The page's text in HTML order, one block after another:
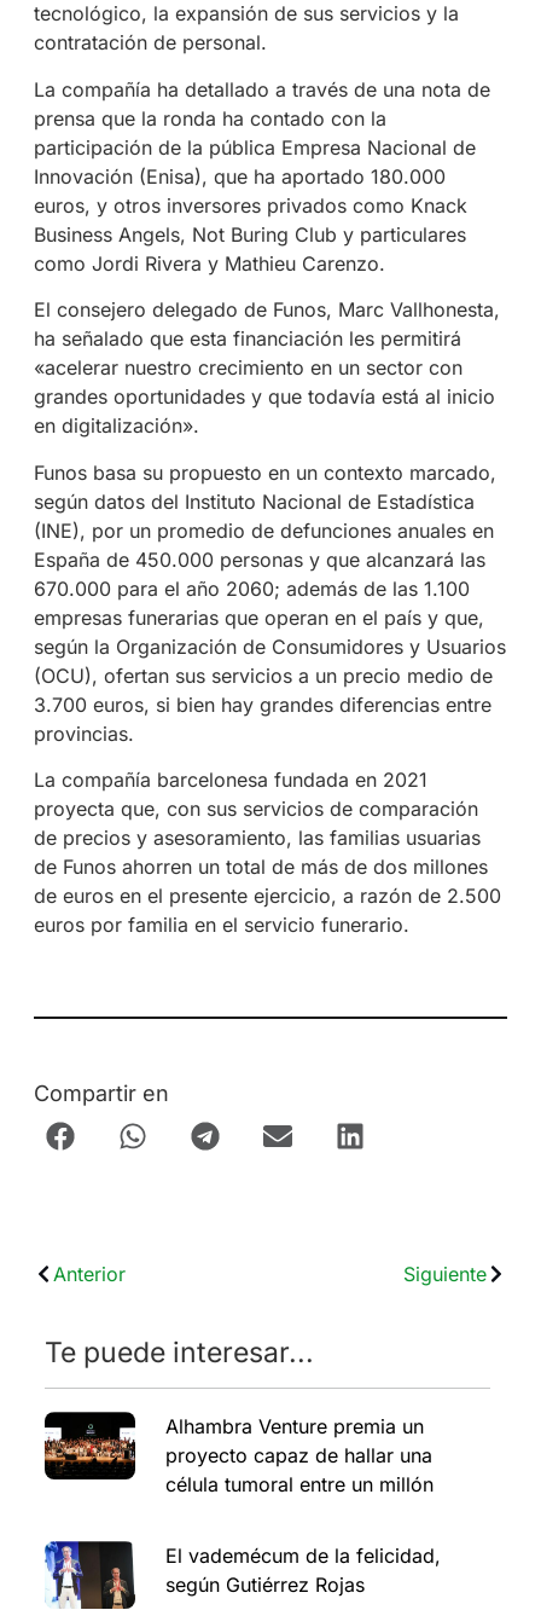
tecnológico, la expansión de sus servicios y la
contratación de personal.
La compañía ha detallado a través de una nota de
prensa que la ronda ha contado con la
participación de la pública Empresa Nacional de
Innovación (Enisa), que ha aportado 180.000
euros, y otros inversores privados como Knack
Business Angels, Not Buring Club y particulares
como Jordi Rivera y Mathieu Carenzo.
El consejero delegado de Funos, Marc Vallhonesta,
ha señalado que esta financiación les permitirá
«acelerar nuestro crecimiento en un sector con
grandes oportunidades y que todavía está al inicio
en digitalización».
Funos basa su propuesto en un contexto marcado,
según datos del Instituto Nacional de Estadística
(INE), por un promedio de defunciones anuales en
España de 450.000 personas y que alcanzará las
670.000 para el año 2060; además de las 1.100
empresas funerarias que operan en el país y que,
según la Organización de Consumidores y Usuarios
(OCU), ofertan sus servicios a un precio medio de
3.700 euros, si bien hay grandes diferencias entre
provincias.
La compañía barcelonesa fundada en 2021
proyecta que, con sus servicios de comparación
de precios y asesoramiento, las familias usuarias
de Funos ahorren un total de más de dos millones
de euros en el presente ejercicio, a razón de 2.500
euros por familia en el servicio funerario.
Compartir en
Anterior Siguiente
Te puede interesar...
Alhambra Venture premia un
proyecto capaz de hallar una
célula tumoral entre un millón
El vademécum de la felicidad,
según Gutiérrez Rojas